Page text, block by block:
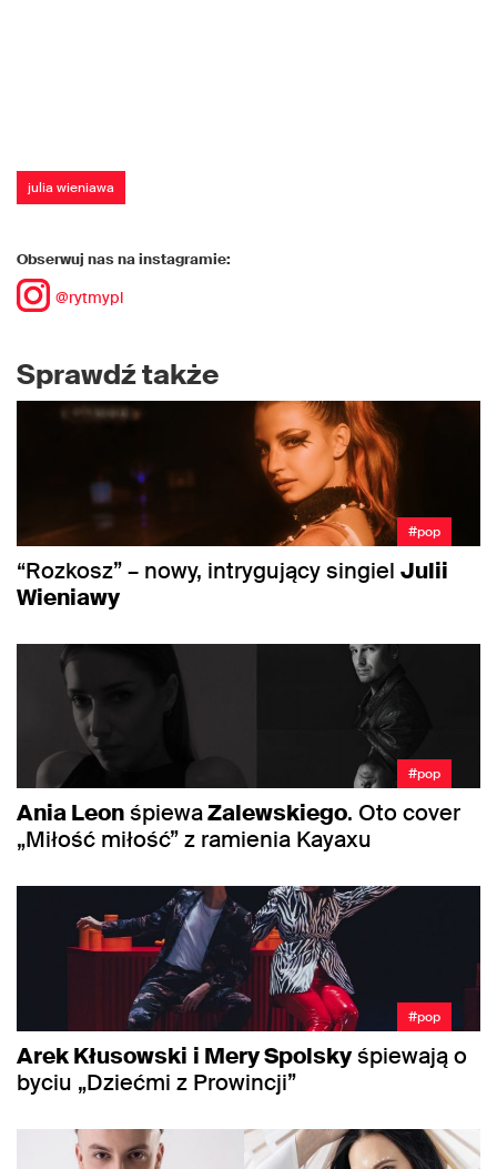
julia wieniawa
Obserwuj nas na instagramie:
@rytmypl
Sprawdź także
#pop
“Rozkosz” – nowy, intrygujący singiel Julii
Wieniawy
#pop
Ania LeonśpiewaZalewskiego. Oto cover
„Miłość miłość” z ramienia Kayaxu
#pop
Arek Kłusowski i Mery Spolskyśpiewają o
byciu „Dziećmi z Prowincji”